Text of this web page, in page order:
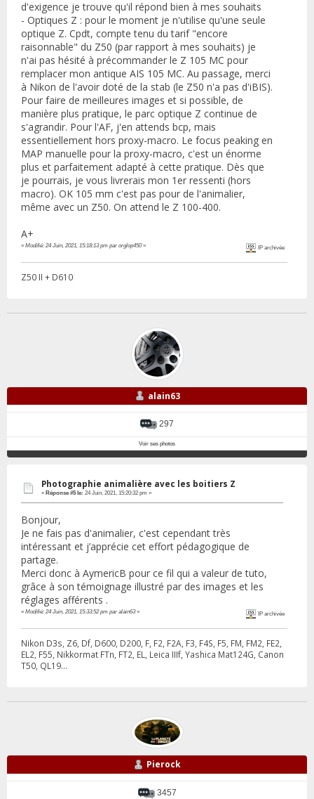
d'exigence je trouve qu'il répond bien à mes souhaits
- Optiques Z : pour le moment je n'utilise qu'une seule
optique Z. Cpdt, compte tenu du tarif "encore
raisonnable" du Z50 (par rapport à mes souhaits) je
n'ai pas hésité à précommander le Z 105 MC pour
remplacer mon antique AIS 105 MC. Au passage, merci
à Nikon de l'avoir doté de la stab (le Z50 n'a pas d'iBIS).
Pour faire de meilleures images et si possible, de
manière plus pratique, le parc optique Z continue de
s'agrandir. Pour l'AF, j'en attends bcp, mais
essentiellement hors proxy-macro. Le focus peaking en
MAP manuelle pour la proxy-macro, c'est un énorme
plus et parfaitement adapté à cette pratique. Dès que
je pourrais, je vous livrerais mon 1er ressenti (hors
macro). OK 105 mm c'est pas pour de l'animalier,
même avec un Z50. On attend le Z 100-400.
A+
« Modifié: 24 Juin, 2021, 15:18:13 pm par orglop450» IP archivée
Z50 II + D610
alain63
297
Voir ses photos
Photographie animalière avec les boitiers Z
« Réponse #5 le: 24 Juin, 2021, 15:20:32 pm »
Bonjour,
Je ne fais pas d'animalier, c'est cependant très
intéressant et j’apprécie cet effort pédagogique de
partage.
Merci donc à AymericB pour ce fil qui a valeur de tuto,
grâce à son témoignage illustré par des images et les
réglages afférents .
« Modifié: 24 Juin, 2021, 15:33:52 pm par alain63» IP archivée
Nikon D3s, Z6, Df, D600, D200, F, F2, F2A, F3, F4S, F5, FM, FM2, FE2,
EL2, F55, Nikkormat FTn, FT2, EL, Leica IIIf, Yashica Mat124G, Canon
T50, QL19...
Pierock
3457